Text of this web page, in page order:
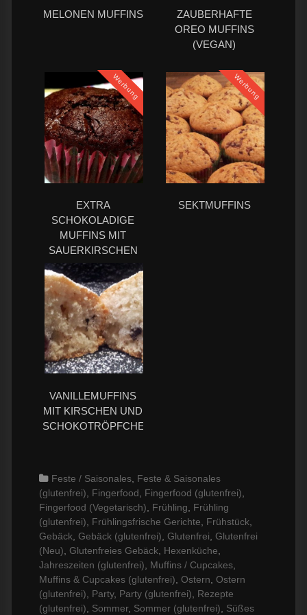
MELONEN MUFFINS
ZAUBERHAFTE
OREO MUFFINS
(VEGAN)
Werbung
EXTRA
SCHOKOLADIGE
MUFFINS MIT
SAUERKIRSCHEN
(VEGAN)
Werbung
SEKTMUFFINS
VANILLEMUFFINS
MIT KIRSCHEN UND
SCHOKOTRÖPFCHEN
Categories
Feste / Saisonales Feste & Saisonales
(glutenfrei)
Fingerfood Fingerfood (glutenfrei)
Fingerfood (Vegetarisch)
Frühling
Frühling
(glutenfrei)
Frühlingsfrische Gerichte Frühstück
Gebäck Gebäck (glutenfrei) Glutenfrei
Glutenfrei
(Neu)
Glutenfreies Gebäck Hexenküche
Jahreszeiten (glutenfrei)
Muffins / Cupcakes
Muffins & Cupcakes (glutenfrei) Ostern Ostern
(glutenfrei)
Party, Party (glutenfrei)
Rezepte
(glutenfrei)
Sommer, Sommer (glutenfrei)
Süßes